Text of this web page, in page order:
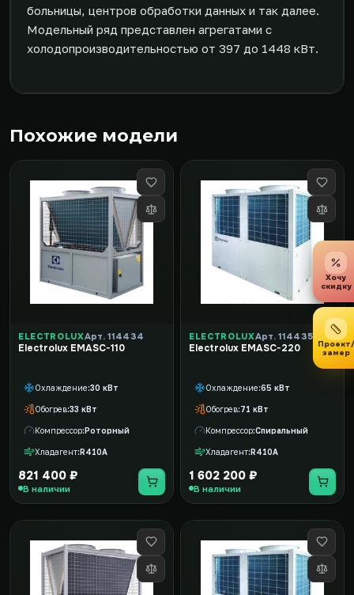
больницы, центров обработки данных и так далее.
Модельный ряд представлен агрегатами с
холодопроизводительностью от 397 до 1448 кВт.
Похожие модели
ELECTROLUXАрт. 114434
Electrolux EMASC-110
Охлаждение 30 кВт
Обогрев 33 кВт
Компрессор Роторный
Хладагент R410A
821 400 ₽
В наличии
ELECTROLUXАрт. 114435
Electrolux EMASC-220
Охлаждение 65 кВт
Обогрев 71 кВт
Компрессор Спиральный
Хладагент R410A
1 602 200 ₽
В наличии
Хочу
скидку
Проект/
замер